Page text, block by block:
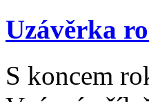
Uzávěrka
S koncem